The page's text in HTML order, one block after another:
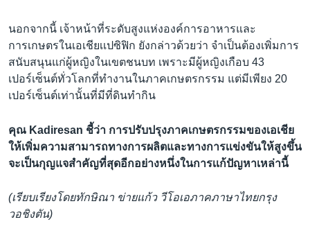
นอกจากนี้ เจ้าหน้าที่ระดับสูงแห่งองค์การอาหารและ
การเกษตรในเอเชียเเปซิฟิก ยังกล่าวด้วยว่า จำเป็นต้องเพิ่มการ
สนับสนุนแก่ผู้หญิงในเขตชนบท เพราะมีผู้หญิงเกือบ 43
เปอร์เซ็นต์ทั่วโลกที่ทำงานในภาคเกษตรกรรม แต่มีเพียง 20
เปอร์เซ็นต์เท่านั้นที่มีที่ดินทำกิน
คุณ Kadiresan ชี้ว่า การปรับปรุงภาคเกษตรกรรมของเอเชีย
ให้เพิ่มความสามารถทางการผลิตและทางการเเข่งขันให้สูงขึ้น
จะเป็นกุญแจสำคัญที่สุดอีกอย่างหนึ่งในการเเก้ปัญหาเหล่านี้
(เรียบเรียงโดยทักษิณา ข่ายแก้ว วีโอเอภาคภาษาไทยกรุง
วอชิงตัน)